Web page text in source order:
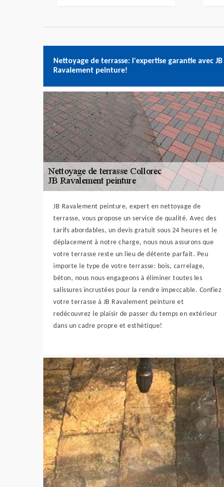
Nettoyage de terrasse: l'expertise garantie avec JB
Ravalement peinture!
JB Ravalement peinture, expert en nettoyage de
terrasse, vous propose un service de qualité. Avec des
tarifs abordables, un devis gratuit sous 24 heures et le
déplacement à notre charge, nous nous assurons que
votre terrasse reste un lieu de détente parfait. Peu
importe le type de votre terrasse: bois, carrelage,
béton, nous nous engageons à éliminer toutes les
salissures incrustées pour la rendre impeccable. Confiez
votre terrasse à JB Ravalement peinture et
redécouvrez le plaisir de passer du temps en extérieur
dans un cadre propre et esthétique!